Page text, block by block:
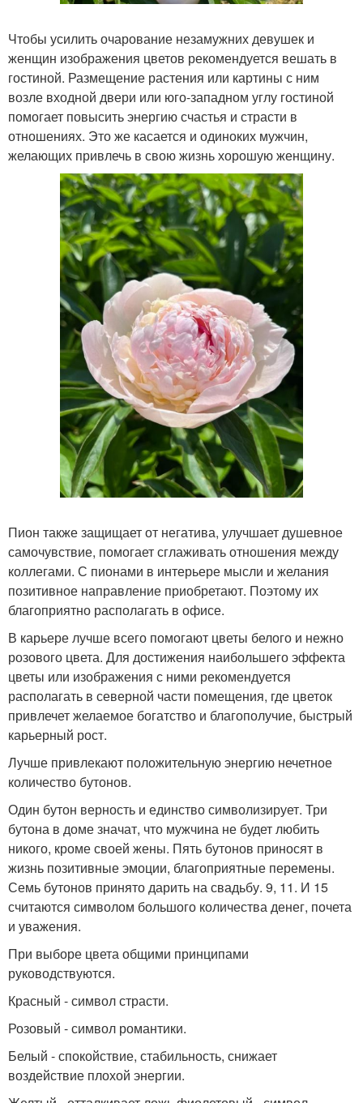
Чтобы усилить очарование незамужних девушек и
женщин изображения цветов рекомендуется вешать в
гостиной. Размещение растения или картины с ним
возле входной двери или юго-западном углу гостиной
помогает повысить энергию счастья и страсти в
отношениях. Это же касается и одиноких мужчин,
желающих привлечь в свою жизнь хорошую женщину.
Пион также защищает от негатива, улучшает душевное
самочувствие, помогает сглаживать отношения между
коллегами. С пионами в интерьере мысли и желания
позитивное направление приобретают. Поэтому их
благоприятно располагать в офисе.
В карьере лучше всего помогают цветы белого и нежно
розового цвета. Для достижения наибольшего эффекта
цветы или изображения с ними рекомендуется
располагать в северной части помещения, где цветок
привлечет желаемое богатство и благополучие, быстрый
карьерный рост.
Лучше привлекают положительную энергию нечетное
количество бутонов.
Один бутон верность и единство символизирует. Три
бутона в доме значат, что мужчина не будет любить
никого, кроме своей жены. Пять бутонов приносят в
жизнь позитивные эмоции, благоприятные перемены.
Семь бутонов принято дарить на свадьбу. 9, 11. И 15
считаются символом большого количества денег, почета
и уважения.
При выборе цвета общими принципами
руководствуются.
Красный - символ страсти.
Розовый - символ романтики.
Белый - спокойствие, стабильность, снижает
воздействие плохой энергии.